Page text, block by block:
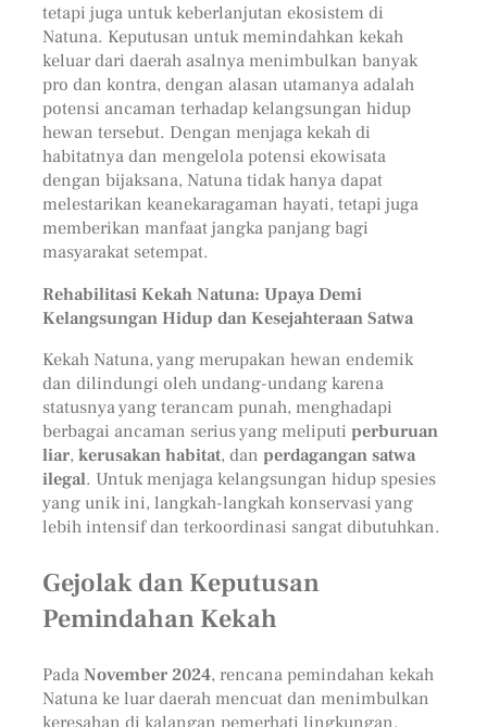
tetapi juga untuk keberlanjutan ekosistem di
Natuna. Keputusan untuk memindahkan kekah
keluar dari daerah asalnya menimbulkan banyak
pro dan kontra, dengan alasan utamanya adalah
potensi ancaman terhadap kelangsungan hidup
hewan tersebut. Dengan menjaga kekah di
habitatnya dan mengelola potensi ekowisata
dengan bijaksana, Natuna tidak hanya dapat
melestarikan keanekaragaman hayati, tetapi juga
memberikan manfaat jangka panjang bagi
masyarakat setempat.
Rehabilitasi Kekah Natuna: Upaya Demi
Kelangsungan Hidup dan Kesejahteraan Satwa
Kekah Natuna, yang merupakan hewan endemik
dan dilindungi oleh undang-undang karena
statusnya yang terancam punah, menghadapi
berbagai ancaman serius yang meliputi perburuan
liar, kerusakan habitat, dan perdagangan satwa
ilegal. Untuk menjaga kelangsungan hidup spesies
yang unik ini, langkah-langkah konservasi yang
lebih intensif dan terkoordinasi sangat dibutuhkan.
Gejolak dan Keputusan
Pemindahan Kekah
PadaNovember 2024, rencana pemindahan kekah
Natuna ke luar daerah mencuat dan menimbulkan
keresahan di kalangan pemerhati lingkungan.